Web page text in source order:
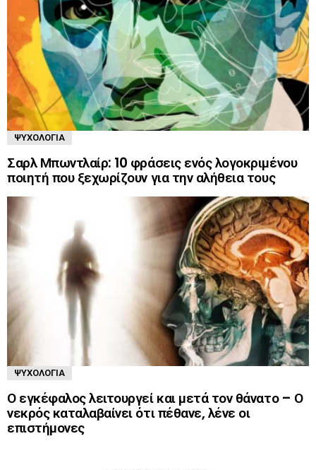
ΨΥΧΟΛΟΓΊΑ
Σαρλ Μπωντλαίρ: 10 φράσεις ενός λογοκριμένου
ποιητή που ξεχωρίζουν για την αλήθεια τους
ΨΥΧΟΛΟΓΊΑ
Ο εγκέφαλος λειτουργεί και μετά τον θάνατο – Ο
νεκρός καταλαβαίνει ότι πέθανε, λένε οι
επιστήμονες